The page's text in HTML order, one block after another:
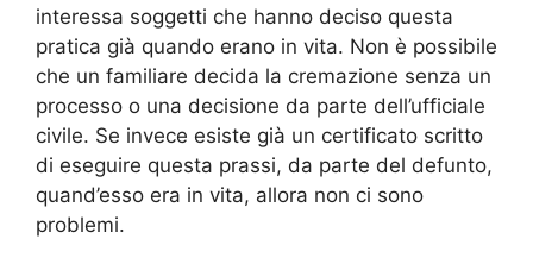
interessa soggetti che hanno deciso questa
pratica già quando erano in vita. Non è possibile
che un familiare decida la cremazione senza un
processo o una decisione da parte dell’ufficiale
civile. Se invece esiste già un certificato scritto
di eseguire questa prassi, da parte del defunto,
quand’esso era in vita, allora non ci sono
problemi.